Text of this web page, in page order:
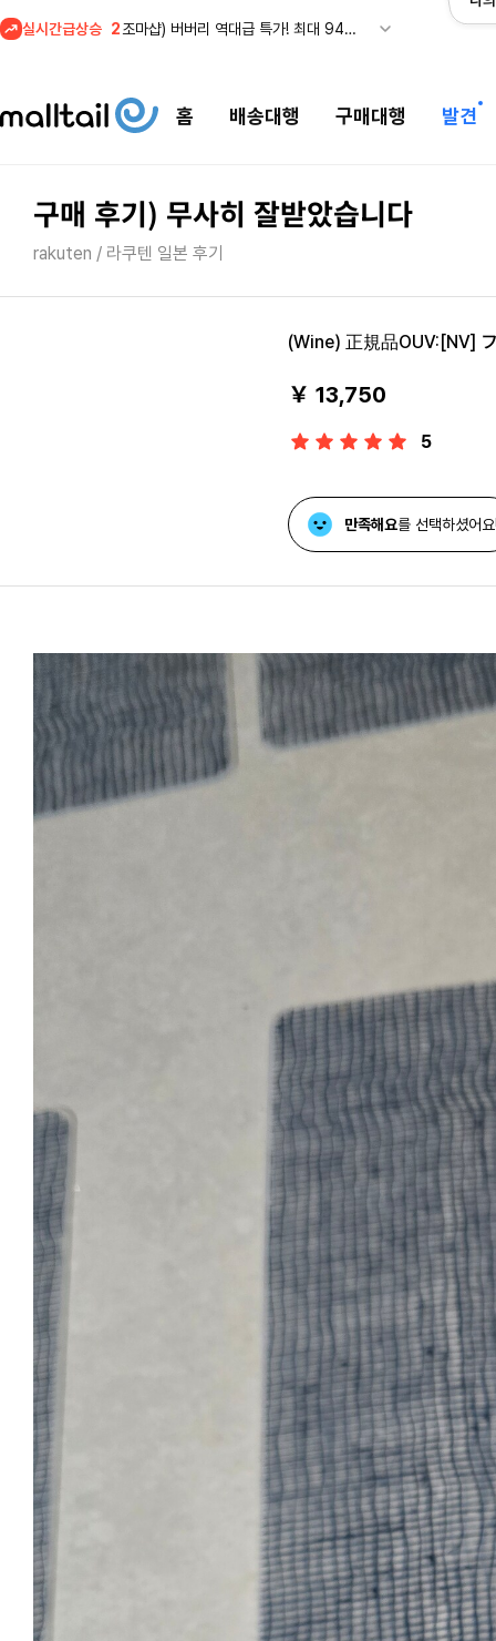
실시간급상승 3
메이시스) 폴로, 타미힐피거 등 인기 키즈 브랜드 최대 50% 할인!
1
셀프포트레이트 썸머 세일! 지수,아이유 착용 + 관세내 특가
홈 배송대행 구매대행 발견
구매 후기) 무사히 잘받았습니다
rakuten / 라쿠텐 일본 후기
(Wine) 正規品OUV:[NV]
￥ 13,750
5
만족해요를 선택하셨어